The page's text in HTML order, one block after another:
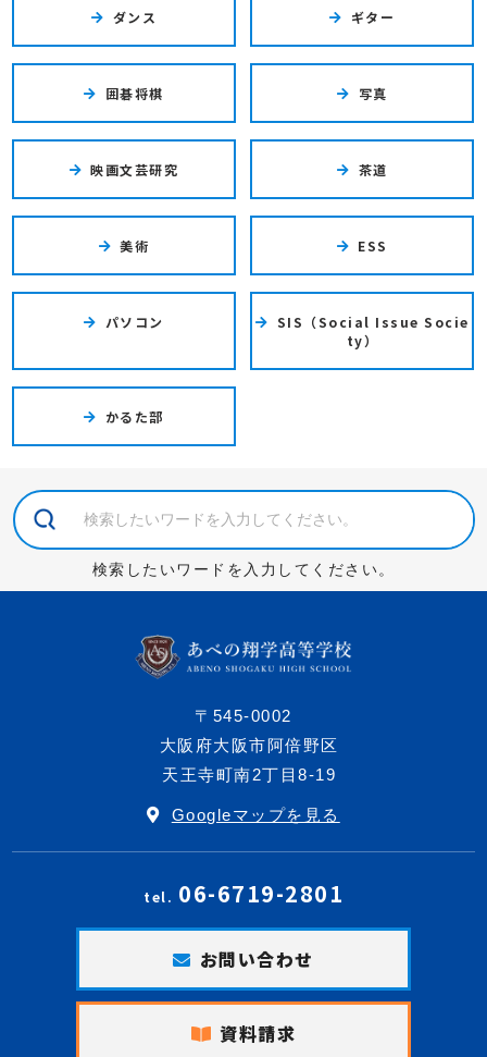
ダンス ギター
囲碁将棋 写真
映画文芸研究 茶道
美術 ESS
パソコン
SIS（Social Issue Socie
ty）
かるた部
検索したいワードを入力してください。
〒545-0002
大阪府大阪市阿倍野区
天王寺町南2丁目8-19
Googleマップを見る
tel. 06-6719-2801
お問い合わせ
資料請求